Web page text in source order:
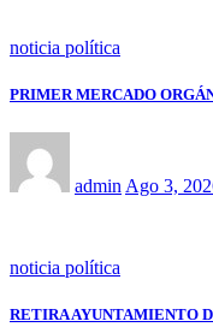
noticia política
PRIMER MERCADO
admin Ago 3,
noticia política
RETIRA AYUNTAMIENTO